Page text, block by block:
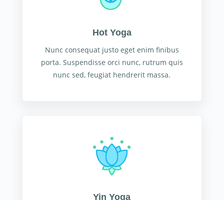
Hot Yoga
Nunc consequat justo eget enim finibus
porta. Suspendisse orci nunc, rutrum quis
nunc sed, feugiat hendrerit massa.
Yin Yoga